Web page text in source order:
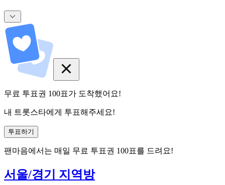
무료 투표권 100표가 도착했어요!
내 트롯스타에게 투표해주세요!
투표하기
팬마음에서는 매일 무료 투표권 100표를 드려요!
서울/경기 지역방